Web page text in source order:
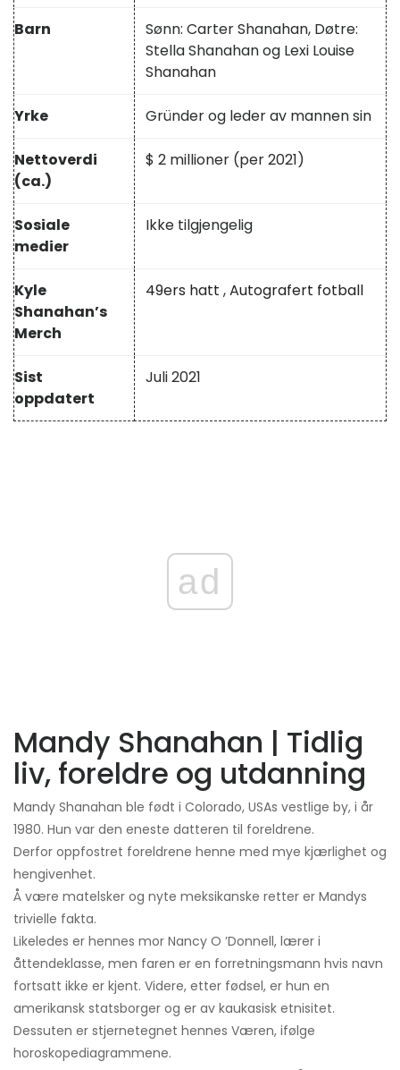
Barn
Sønn: Carter Shanahan, Døtre:
Stella Shanahan og Lexi Louise
Shanahan
Yrke Gründer og leder av mannen sin
Nettoverdi
(ca.)
$ 2 millioner (per 2021)
Sosiale
medier
Ikke tilgjengelig
Kyle
Shanahan’s
Merch
49ers hatt ,Autografert fotball
Sist
oppdatert
Juli 2021
ad
Mandy Shanahan | Tidlig
liv, foreldre og utdanning
Mandy Shanahan ble født i Colorado, USAs vestlige by, i år
1980. Hun var den eneste datteren til foreldrene.
Derfor oppfostret foreldrene henne med mye kjærlighet og
hengivenhet.
Å være matelsker og nyte meksikanske retter er Mandys
trivielle fakta.
Likeledes er hennes mor Nancy O ’Donnell, lærer i
åttendeklasse, men faren er en forretningsmann hvis navn
fortsatt ikke er kjent. Videre, etter fødsel, er hun en
amerikansk statsborger og er av kaukasisk etnisitet.
Dessuten er stjernetegnet hennes Væren, ifølge
horoskopediagrammene.